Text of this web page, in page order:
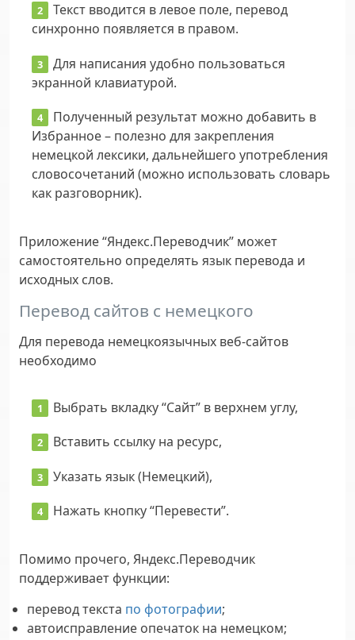
Текст вводится в левое поле, перевод
синхронно появляется в правом.
Для написания удобно пользоваться
экранной клавиатурой.
Полученный результат можно добавить в
Избранное – полезно для закрепления
немецкой лексики, дальнейшего употребления
словосочетаний (можно использовать словарь
как разговорник).
Приложение “Яндекс.Переводчик” может
самостоятельно определять язык перевода и
исходных слов.
Перевод сайтов с немецкого
Для перевода немецкоязычных веб-сайтов
необходимо
Выбрать вкладку “Сайт” в верхнем углу,
Вставить ссылку на ресурс,
Указать язык (Немецкий),
Нажать кнопку “Перевести”.
Помимо прочего, Яндекс.Переводчик
поддерживает функции:
перевод текста по фотографии;
автоисправление опечаток на немецком;